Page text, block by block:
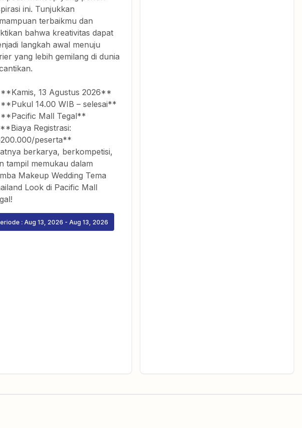
ini. Tunjukkan
terbaikmu dan
bahwa kreativitas dapat
langkah awal menuju
yang lebih gemilang di dunia
**Kamis, 13 Agustus 2026**
14.00 WIB – selesai**
**Pacific Mall Tegal**
Registrasi:
peserta**
berkarya, berkompetisi,
tampil memukau dalam
Makeup Wedding Tema
Look di Pacific Mall
: Aug 13, 2026 - Aug 13, 2026